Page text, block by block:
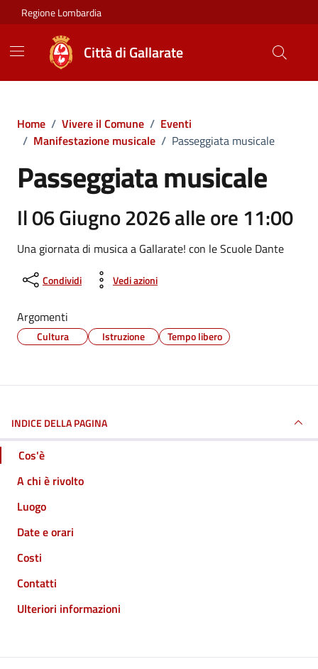
Vai ai contenuti
Vai al footer
Regione Lombardia
Città di Gallarate
Home / Vivere il Comune / Eventi
/ Manifestazione musicale / Passeggiata musicale
Passeggiata musicale
Il 06 Giugno 2026 alle ore 11:00
Una giornata di musica a Gallarate! con le Scuole Dante
Condividi Vedi azioni
Argomenti
Cultura Istruzione Tempo libero
INDICE DELLA PAGINA
Cos'è
A chi è rivolto
Luogo
Date e orari
Costi
Contatti
Ulteriori informazioni